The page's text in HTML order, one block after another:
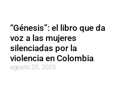
“Génesis”: el libro que da
voz a las mujeres
silenciadas por la
violencia en Colombia
agosto 25, 2025